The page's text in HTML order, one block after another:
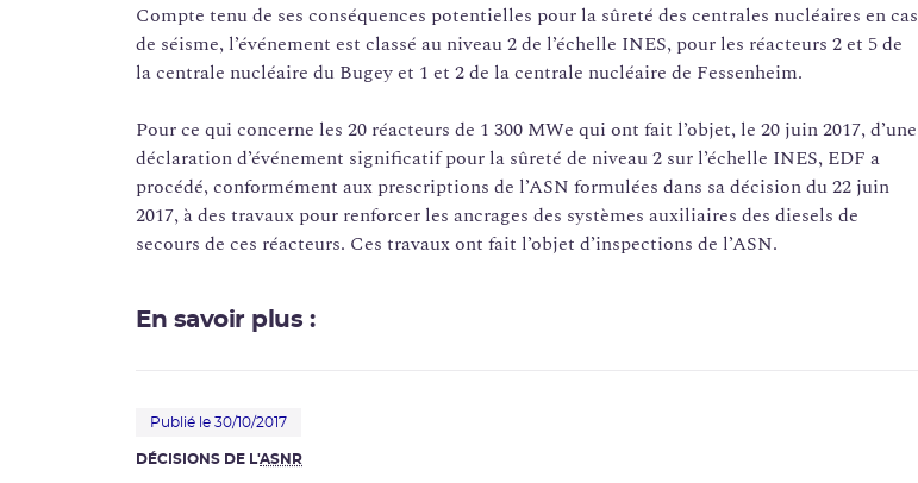
Compte tenu de ses conséquences potentielles pour la sûreté des centrales nucléaires en cas
de séisme, l’événement est classé au niveau 2 de l’échelle INES, pour les réacteurs 2 et 5 de
la centrale nucléaire du Bugey et 1 et 2 de la centrale nucléaire de Fessenheim.
Pour ce qui concerne les 20 réacteurs de 1 300 MWe qui ont fait l’objet, le 20 juin 2017, d’une
déclaration d’événement significatif pour la sûreté de niveau 2 sur l’échelle INES, EDF a
procédé, conformément aux prescriptions de l’ASN formulées dans sa décision du 22 juin
2017, à des travaux pour renforcer les ancrages des systèmes auxiliaires des diesels de
secours de ces réacteurs. Ces travaux ont fait l’objet d’inspections de l’ASN.
En savoir plus :
Publié le 30/10/2017
DÉCISIONS DE L'ASNR